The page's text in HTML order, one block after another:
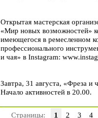
Открытая мастерская
«Мир новых возможностей»
имеющегося в ремесленном
профессионального
и чая» в Instagram:
Завтра, 31 августа, «Фреза и
Начало активностей в 20.00.
Страницы: 1 2 3 4